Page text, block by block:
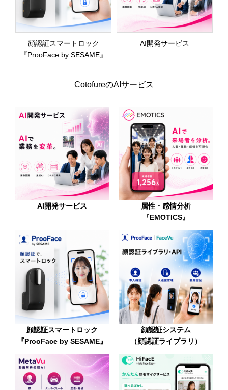
顔認証スマートロック
『ProoFace by SESAME』
AI開発サービス
CotofureのAIサービス
AI開発サービス
属性・感情分析
『EMOTICS』
顔認証スマートロック
『ProoFace by SESAME』
顔認証システム
（顔認証ライブラリ）